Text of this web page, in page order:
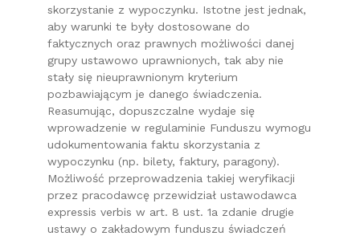
skorzystanie z wypoczynku. Istotne jest jednak,
aby warunki te były dostosowane do
faktycznych oraz prawnych możliwości danej
grupy ustawowo uprawnionych, tak aby nie
stały się nieuprawnionym kryterium
pozbawiającym je danego świadczenia.
Reasumując, dopuszczalne wydaje się
wprowadzenie w regulaminie Funduszu wymogu
udokumentowania faktu skorzystania z
wypoczynku (np. bilety, faktury, paragony).
Możliwość przeprowadzenia takiej weryfikacji
przez pracodawcę przewidział ustawodawca
expressis verbis w art. 8 ust. 1a zdanie drugie
ustawy o zakładowym funduszu świadczeń